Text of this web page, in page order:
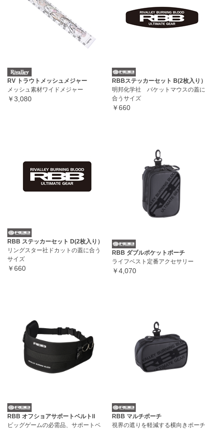
RV トラウトメッシュメジャー
メッシュ素材ワイドメジャー
￥3,080
RBBステッカーセット B(2枚入り）
明邦化学社 バケットマウスの蓋に
合うサイズ
￥660
RBB ステッカーセット D(2枚入り）
リングスター社ドカットの蓋に合う
サイズ
￥660
RBB ダブルポケットポーチ
ライフベスト定番アクセサリー
￥4,070
RBB オフショアサポートベルトⅡ
ビッグゲームの必需品、サポートベ
RBB マルチポーチ
視界の遮りを軽減する横向きポーチ